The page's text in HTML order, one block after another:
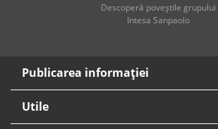
Descoperă poveştile grupului
Intesa Sanpaolo
Publicarea informaţiei
Utile